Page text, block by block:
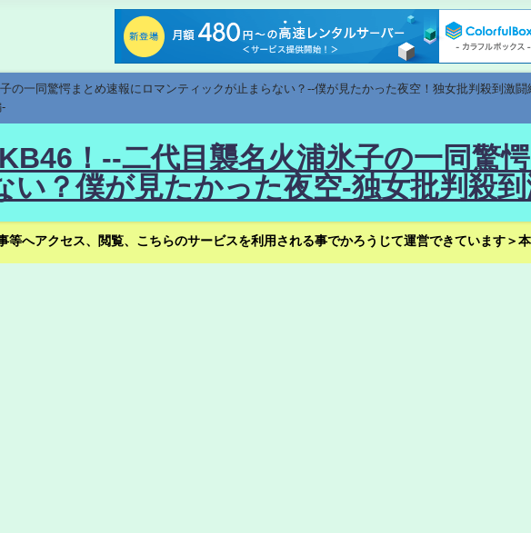
の一同驚愕まとめ速報にロマンティックが止まらない？--僕が見たかった夜空！独女批判殺到激
！--二代目襲名火浦氷子の一同驚
い？僕が見たかった夜空-独女批判殺
等へアクセス、閲覧、こちらのサービスを利用される事でかろうじて運営できています＞